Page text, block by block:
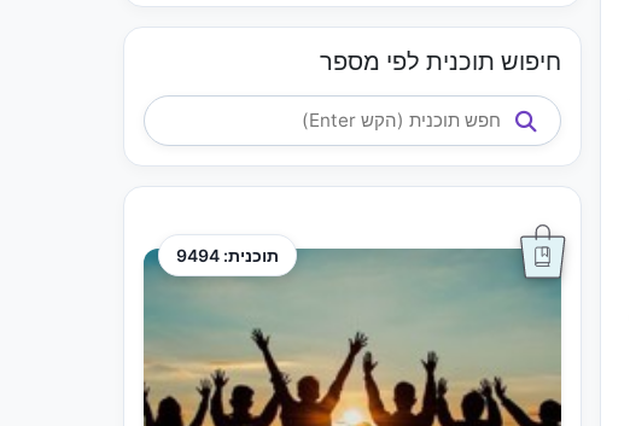
חיפוש תוכנית לפי מספר
תוכנית: 9494